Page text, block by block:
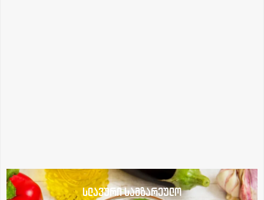
სლავური სამზარეულო